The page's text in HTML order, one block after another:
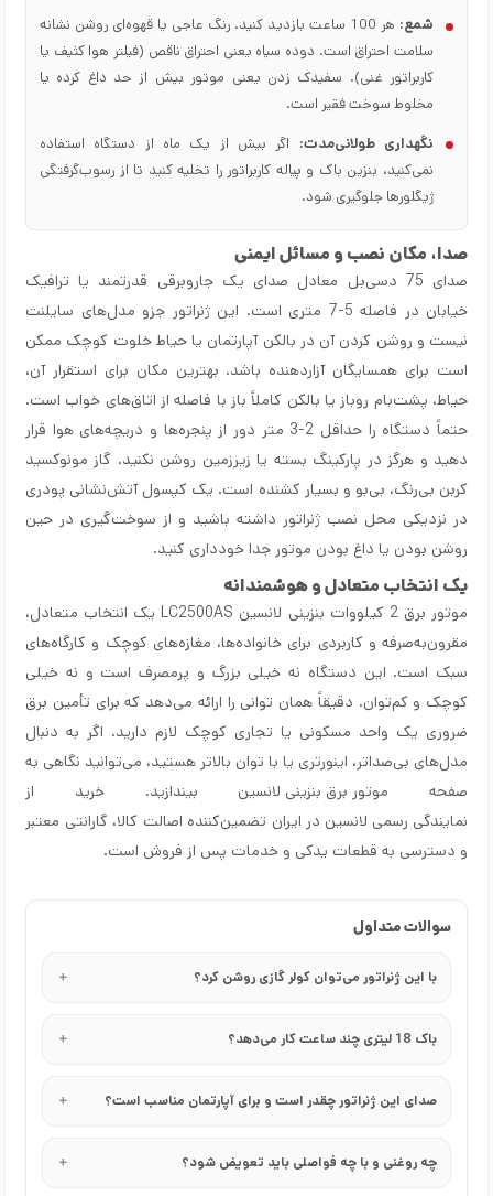
شمع:
هر 100 ساعت بازدید کنید. رنگ عاجی یا قهوه‌ای روشن نشانه
سلامت احتراق است. دوده سیاه یعنی احتراق ناقص (فیلتر هوا کثیف یا
کاربراتور غنی). سفیدک زدن یعنی موتور بیش از حد داغ کرده یا
مخلوط سوخت فقیر است.
نگهداری طولانی‌مدت: اگر بیش از یک ماه از دستگاه استفاده
نمی‌کنید، بنزین باک و پیاله کاربراتور را تخلیه کنید تا از رسوب‌گرفتگی
ژیگلورها جلوگیری شود.
صدا، مکان نصب و مسائل ایمنی
صدای 75 دسی‌بل معادل صدای یک جاروبرقی قدرتمند یا ترافیک
خیابان در فاصله 5-7 متری است. این ژنراتور جزو مدل‌های سایلنت
نیست و روشن کردن آن در بالکن آپارتمان یا حیاط خلوت کوچک ممکن
است برای همسایگان آزاردهنده باشد. بهترین مکان برای استقرار آن،
حیاط، پشت‌بام روباز یا بالکن کاملاً باز با فاصله از اتاق‌های خواب است.
حتماً دستگاه را حداقل 2-3 متر دور از پنجره‌ها و دریچه‌های هوا قرار
دهید و هرگز در پارکینگ بسته یا زیرزمین روشن نکنید. گاز مونوکسید
کربن بی‌رنگ، بی‌بو و بسیار کشنده است. یک کپسول آتش‌نشانی پودری
در نزدیکی محل نصب ژنراتور داشته باشید و از سوخت‌گیری در حین
روشن بودن یا داغ بودن موتور جدا خودداری کنید.
یک انتخاب متعادل و هوشمندانه
موتور برق 2 کیلووات بنزینی لانسین LC2500AS یک انتخاب متعادل،
مقرون‌به‌صرفه و کاربردی برای خانواده‌ها، مغازه‌های کوچک و کارگاه‌های
سبک است. این دستگاه نه خیلی بزرگ و پرمصرف است و نه خیلی
کوچک و کم‌توان. دقیقاً همان توانی را ارائه می‌دهد که برای تأمین برق
ضروری یک واحد مسکونی یا تجاری کوچک لازم دارید. اگر به دنبال
مدل‌های بی‌صداتر، اینورتری یا با توان بالاتر هستید، می‌توانید نگاهی به
صفحه موتور برق بنزینی لانسین بیندازید. خرید از
نمایندگی رسمی لانسین در ایران تضمین‌کننده اصالت کالا، گارانتی معتبر
و دسترسی به قطعات یدکی و خدمات پس از فروش است.
سوالات متداول
با این ژنراتور می‌توان کولر گازی روشن کرد؟
باک 18 لیتری چند ساعت کار می‌دهد؟
صدای این ژنراتور چقدر است و برای آپارتمان مناسب است؟
چه روغنی و با چه فواصلی باید تعویض شود؟